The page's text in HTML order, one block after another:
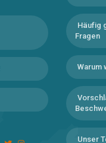
Häufig
Fragen
Warum
Unser